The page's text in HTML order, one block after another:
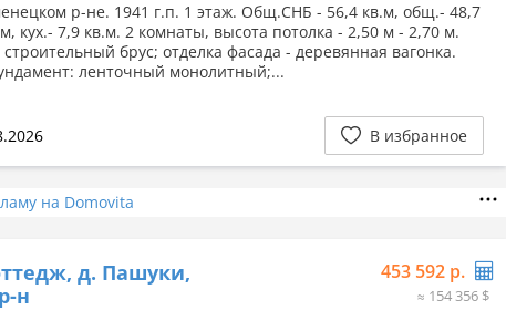
р-не. 1941 г.п. 1 этаж. Общ.СНБ - 56,4 кв.м, общ.- 48,7
кух.- 7,9 кв.м. 2 комнаты, высота потолка - 2,50 м - 2,70 м.
брус; отделка фасада - деревянная вагонка.
ленточный монолитный;...
В избранное
на Domovita
д. Пашуки,
н
453 592 р.
≈ 154 356 $